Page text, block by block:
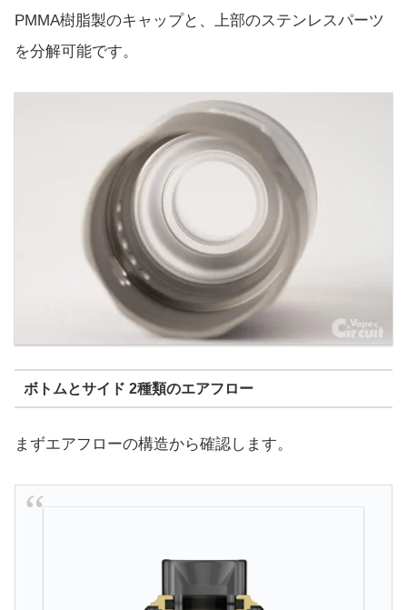
PMMA樹脂製のキャップと、上部のステンレスパーツ
を分解可能です。
ボトムとサイド 2種類のエアフロー
まずエアフローの構造から確認します。